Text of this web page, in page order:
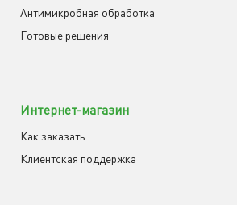
Антимикробная обработка
Готовые решения
Интернет-магазин
Как заказать
Клиентская поддержка